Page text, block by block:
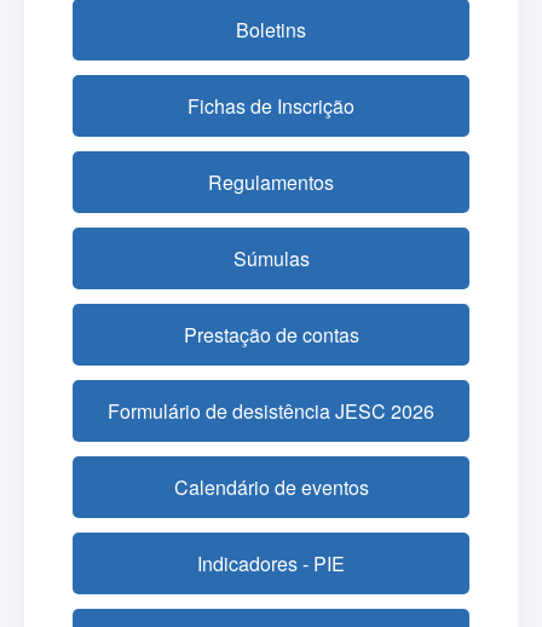
Boletins
Fichas de Inscrição
Regulamentos
Súmulas
Prestação de contas
Formulário de desistência JESC 2026
Calendário de eventos
Indicadores - PIE